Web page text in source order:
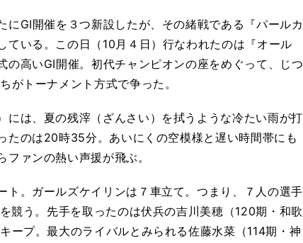
GⅠ開催を３つ新設したが、その緒戦である『パールカ
ている。この日（10月４日）行なわれたのは『オール
の高いGⅠ開催。初代チャンピオンの座をめぐって、じつ
がトーナメント方式で争った。
は、夏の残滓（ざんさい）を拭うような冷たい雨が打
たのは20時35分。あいにくの空模様と遅い時間帯にも
ァンの熱い声援が飛ぶ。
。ガールズケイリンは７車立て。つまり、７人の選手
競う。先手を取ったのは伏兵の吉川美穂（120期・和歌
ープ。最大のライバルとみられる佐藤水菜（114期・神